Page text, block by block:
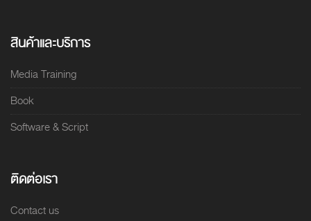
สินค้าและบริการ
Media Training
Book
Software & Script
ติดต่อเรา
Contact us